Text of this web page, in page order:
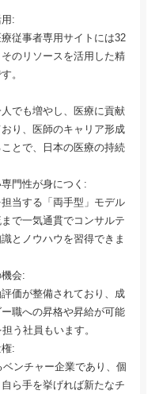
:
従事者専用サイトには32
のリソースを活用した精
。
でも増やし、医療に貢献
り、医師のキャリア形成
とで、日本の医療の持続
門性が身につく:
当する「両手型」モデル
で一気通貫でコンサルテ
とノウハウを習得できま
会:
価が整備されており、成
職への昇格や昇給が可能
う社員もいます。
:
ンチャー企業であり、個
ら手を挙げれば新たなチ